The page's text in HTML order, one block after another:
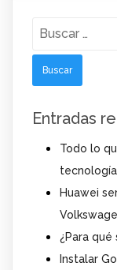
Buscar:
Entradas
Todo lo
Huawei
¿Para qué
Instalar